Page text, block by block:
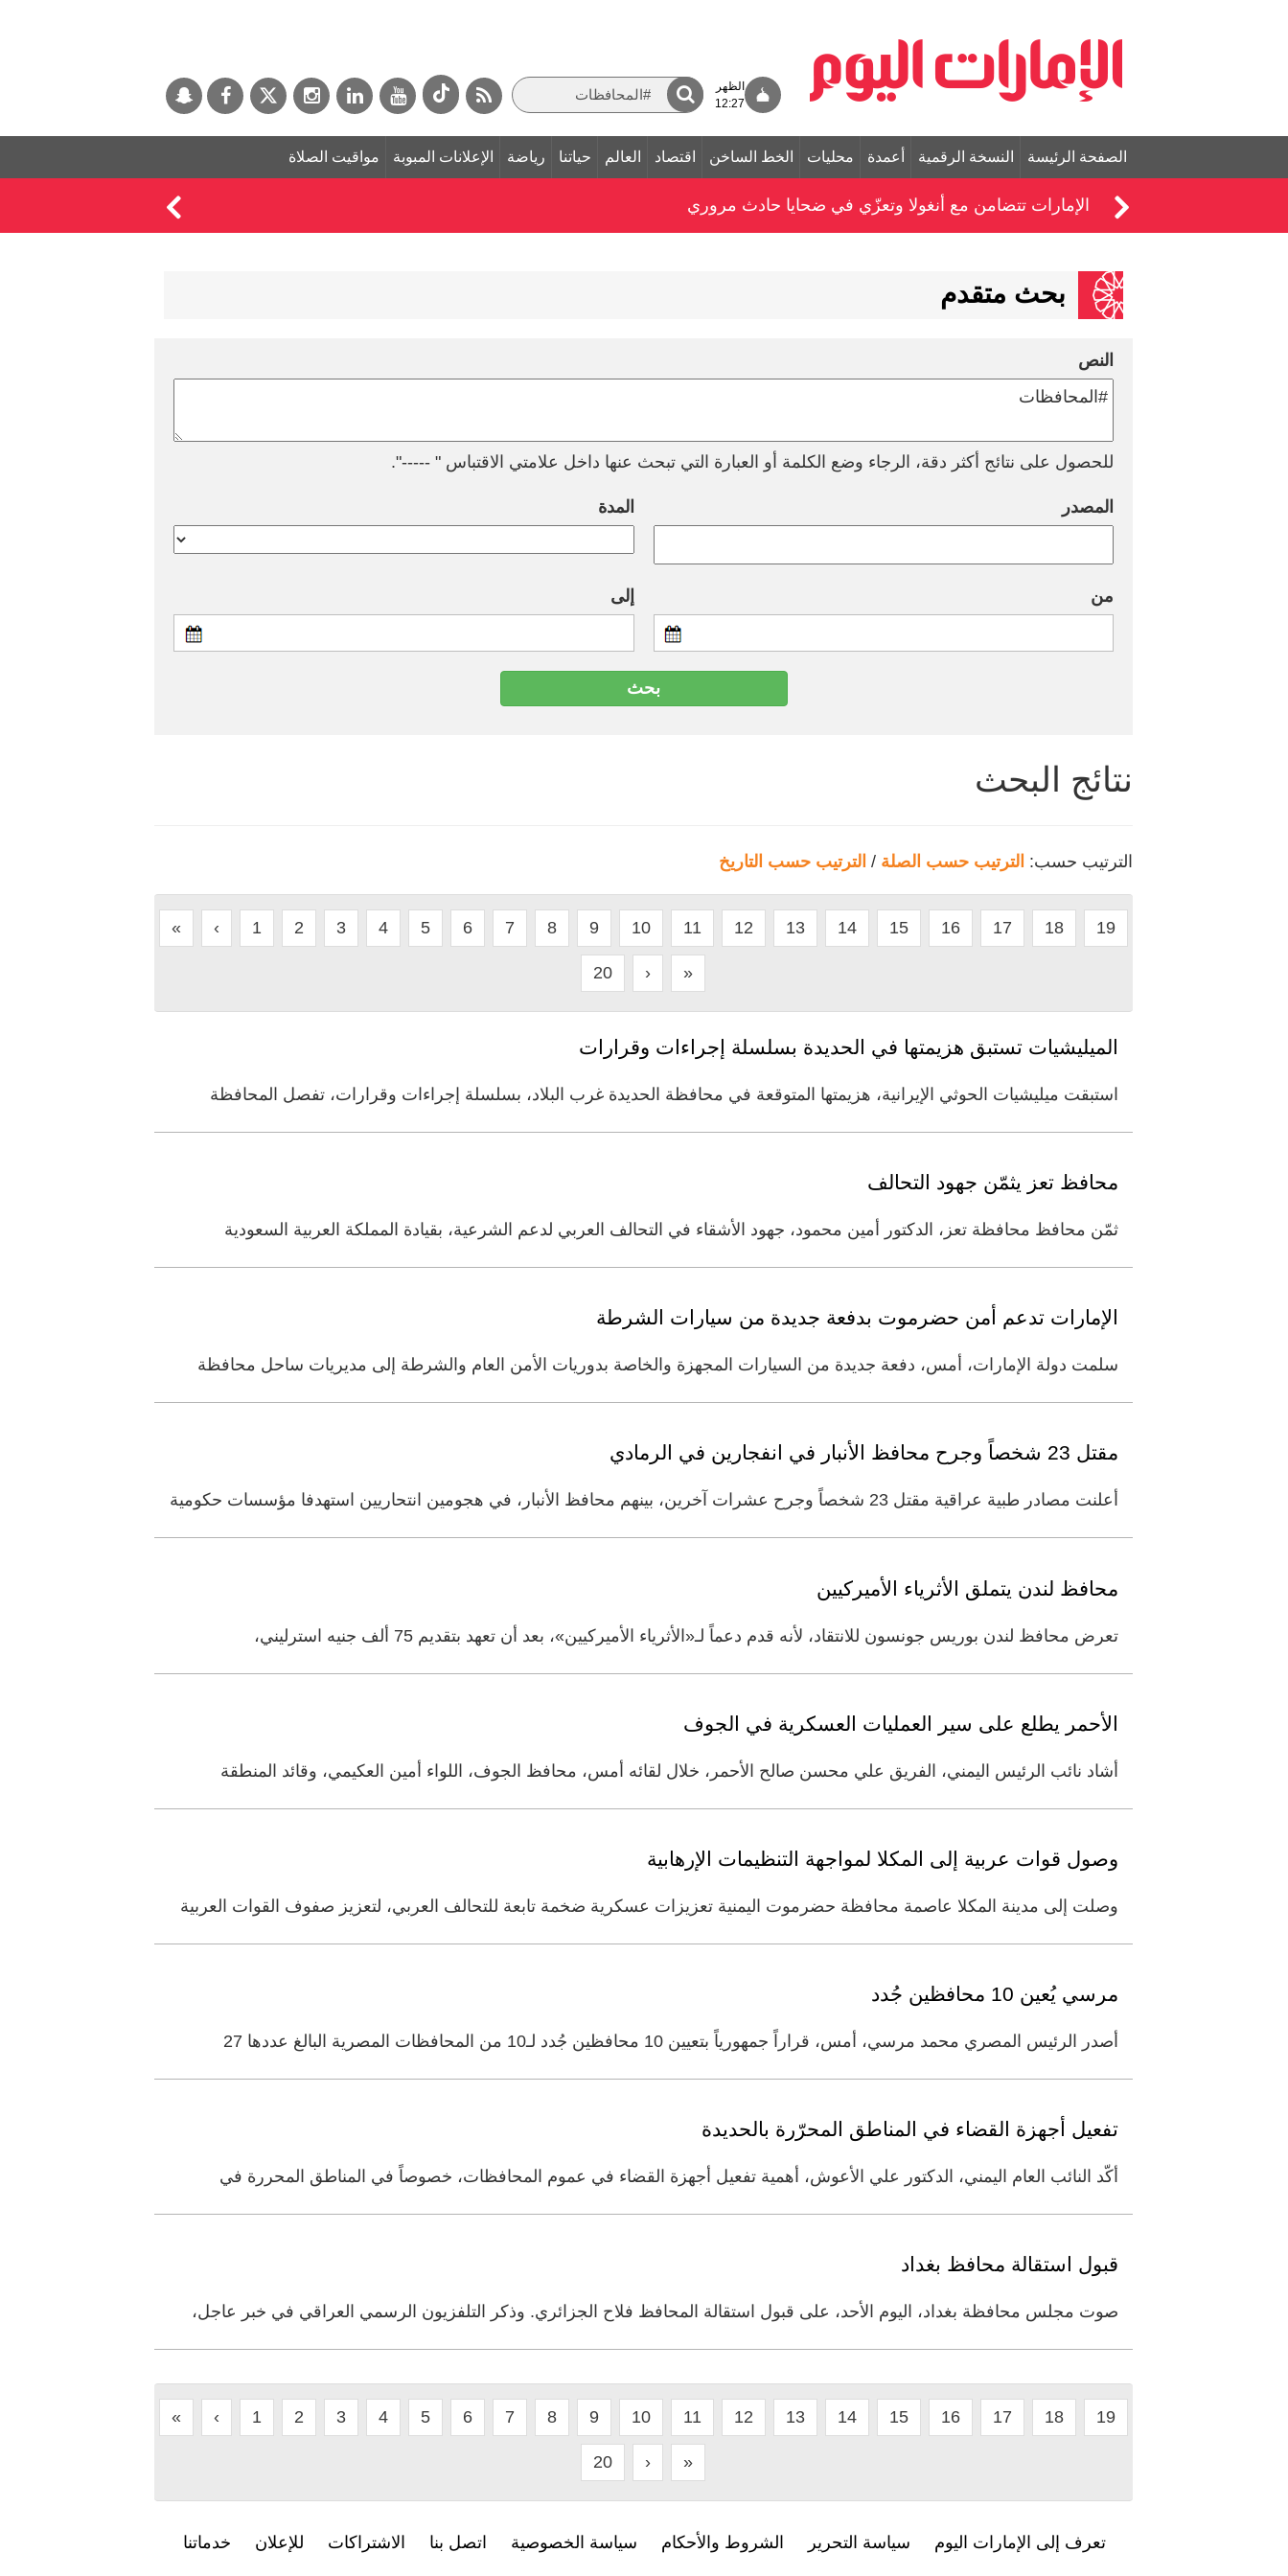
الظهر
12:27
الصفحة الرئيسة النسخة الرقمية أعمدة محليات الخط الساخن اقتصاد العالم حياتنا رياضة الإعلانات المبوبة مواقيت الصلاة
الإمارات تتضامن مع أنغولا وتعزّي في ضحايا حادث مروري
بحث متقدم
النص
للحصول على نتائج أكثر دقة، الرجاء وضع الكلمة أو العبارة التي تبحث عنها داخل علامتي الاقتباس " -----".
المصدر المدة
من إلى
نتائج البحث
الترتيب حسب: الترتيب حسب الصلة / الترتيب حسب التاريخ
« ‹ 1 2 3 4 5 6 7 8 9 10 11 12 13 14 15 16 17 18 19
20 › »
الميليشيات تستبق هزيمتها في الحديدة بسلسلة إجراءات وقرارات
استبقت ميليشيات الحوثي الإيرانية، هزيمتها المتوقعة في محافظة الحديدة غرب البلاد، بسلسلة إجراءات وقرارات، تفصل المحافظة
محافظ تعز يثمّن جهود التحالف
ثمّن محافظ محافظة تعز، الدكتور أمين محمود، جهود الأشقاء في التحالف العربي لدعم الشرعية، بقيادة المملكة العربية السعودية
الإمارات تدعم أمن حضرموت بدفعة جديدة من سيارات الشرطة
سلمت دولة الإمارات، أمس، دفعة جديدة من السيارات المجهزة والخاصة بدوريات الأمن العام والشرطة إلى مديريات ساحل محافظة
مقتل 23 شخصاً وجرح محافظ الأنبار في انفجارين في الرمادي
أعلنت مصادر طبية عراقية مقتل 23 شخصاً وجرح عشرات آخرين، بينهم محافظ الأنبار، في هجومين انتحاريين استهدفا مؤسسات حكومية
محافظ لندن يتملق الأثرياء الأميركيين
تعرض محافظ لندن بوريس جونسون للانتقاد، لأنه قدم دعماً لـ«الأثرياء الأميركيين»، بعد أن تعهد بتقديم 75 ألف جنيه استرليني،
الأحمر يطلع على سير العمليات العسكرية في الجوف
أشاد نائب الرئيس اليمني، الفريق علي محسن صالح الأحمر، خلال لقائه أمس، محافظ الجوف، اللواء أمين العكيمي، وقائد المنطقة
وصول قوات عربية إلى المكلا لمواجهة التنظيمات الإرهابية
وصلت إلى مدينة المكلا عاصمة محافظة حضرموت اليمنية تعزيزات عسكرية ضخمة تابعة للتحالف العربي، لتعزيز صفوف القوات العربية
مرسي يُعين 10 محافظين جُدد
أصدر الرئيس المصري محمد مرسي، أمس، قراراً جمهورياً بتعيين 10 محافظين جُدد لـ10 من المحافظات المصرية البالغ عددها 27
تفعيل أجهزة القضاء في المناطق المحرّرة بالحديدة
أكّد النائب العام اليمني، الدكتور علي الأعوش، أهمية تفعيل أجهزة القضاء في عموم المحافظات، خصوصاً في المناطق المحررة في
قبول استقالة محافظ بغداد
صوت مجلس محافظة بغداد، اليوم الأحد، على قبول استقالة المحافظ فلاح الجزائري. وذكر التلفزيون الرسمي العراقي في خبر عاجل،
« ‹ 1 2 3 4 5 6 7 8 9 10 11 12 13 14 15 16 17 18 19
20 › »
تعرف إلى الإمارات اليوم سياسة التحرير الشروط والأحكام سياسة الخصوصية اتصل بنا الاشتراكات للإعلان خدماتنا